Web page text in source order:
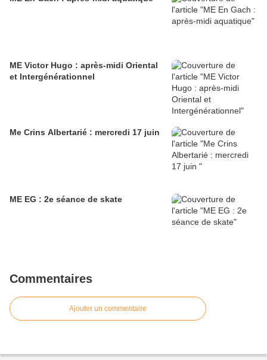
ME Victor Hugo : après-midi Oriental
et Intergénérationnel
Me Crins Albertarié : mercredi 17 juin
ME EG : 2e séance de skate
Commentaires
Ajouter un commentaire